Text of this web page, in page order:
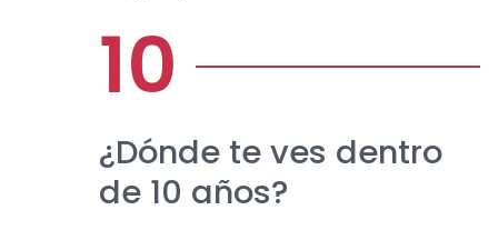
¿Dónde te ves dentro
de 10 años?